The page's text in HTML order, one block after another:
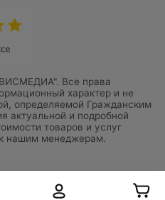
Все права
характер и не
определяемой Гражданским
актуальной и подробной
товаров и услуг
нашим менеджерам.